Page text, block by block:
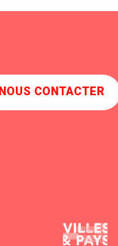
NOUS CONTACTER